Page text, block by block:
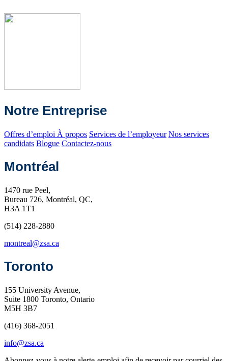
Notre Entreprise
Offres d’emploi À propos Services de l’employeur Nos services
candidats Blogue Contactez-nous
Montréal
1470 rue Peel,
Bureau 726, Montréal, QC,
H3A 1T1
(514) 228-2880
montreal@zsa.ca
Toronto
155 University Avenue,
Suite 1800 Toronto, Ontario
M5H 3B7
(416) 368-2051
info@zsa.ca